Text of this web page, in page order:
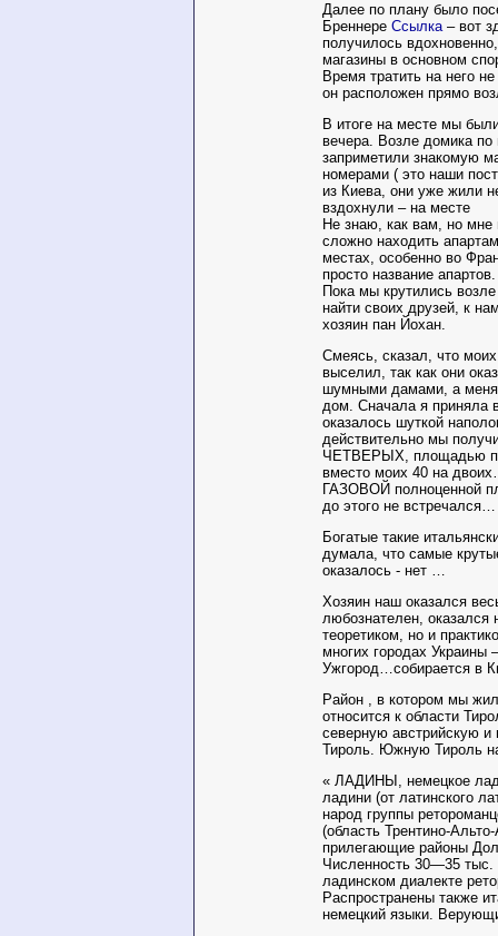
Далее по плану было
Бреннере Ссылка– вот
получилось
магазины в основном
Время тратить на него
он расположен прямо
В итоге на месте мы
вечера. Возле домика
заприметили знакомую
номерами ( это наши
из Киева, они уже жили
вздохнули – на месте
Не знаю, как вам, но мне
сложно находить
местах, особенно во
просто название апартов.
Пока мы крутились
найти своих друзей, к
хозяин пан Йохан.
Смеясь, сказал, что
выселил, так как они
шумными дамами, а меня
дом. Сначала я приняла
оказалось шуткой
действительно мы
ЧЕТВЕРЫХ, площадью
вместо моих 40 на
ГАЗОВОЙ полноценной
до этого не встречался…
Богатые такие
думала, что самые
оказалось - нет …
Хозяин наш оказался
любознателен, оказался
теоретиком, но и
многих городах Украины
Ужгород…собирается в
Район , в котором мы
относится к области
северную австрийскую
Тироль. Южную Тироль
« ЛАДИНЫ, немецкое
ладини (от латинского
народ группы
(область Трентино-
прилегающие районы
Численность 30—35 тыс.
ладинском диалекте
Распространены также
немецкий языки.